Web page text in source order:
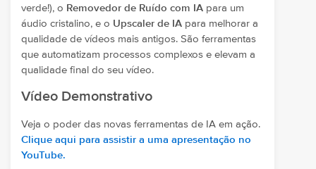
verde!), o Removedor de Ruído com IA para um
áudio cristalino, e o Upscaler de IA para melhorar a
qualidade de vídeos mais antigos. São ferramentas
que automatizam processos complexos e elevam a
qualidade final do seu vídeo.
Vídeo Demonstrativo
Veja o poder das novas ferramentas de IA em ação.
Clique aqui para assistir a uma apresentação no
YouTube.